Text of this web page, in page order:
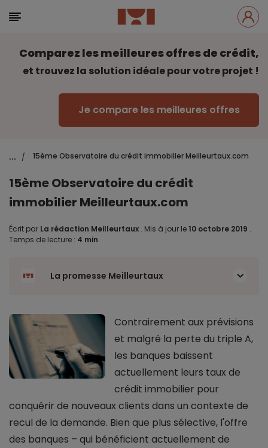
Comparez les meilleures offres de crédit,
et trouvez la solution idéale pour votre projet !
Je compare les meilleures offres
... / 15ème Observatoire du crédit immobilier Meilleurtaux.com
15ème Observatoire du crédit
immobilier Meilleurtaux.com
Écrit par La rédaction Meilleurtaux . Mis à jour le 10 octobre 2019 .
Temps de lecture : 4 min
La promesse Meilleurtaux
Contrairement aux prévisions
et malgré la perte du triple A,
les banques baissent
actuellement leurs taux de
crédit immobilier pour
conquérir de nouveaux clients dans un contexte de
recul de la demande. Bien que plus sélective, l'offre
des banques – qui bénéficient actuellement de